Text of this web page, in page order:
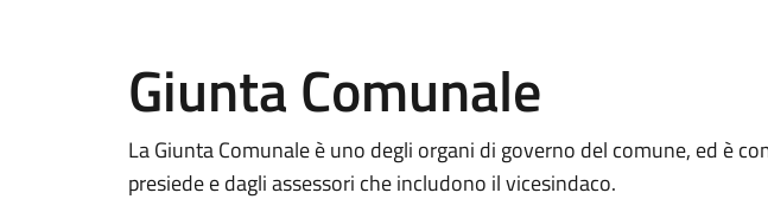
Giunta Comunale
La Giunta Comunale è uno degli organi di governo del comune, ed è
presiede e dagli assessori che includono il vicesindaco.